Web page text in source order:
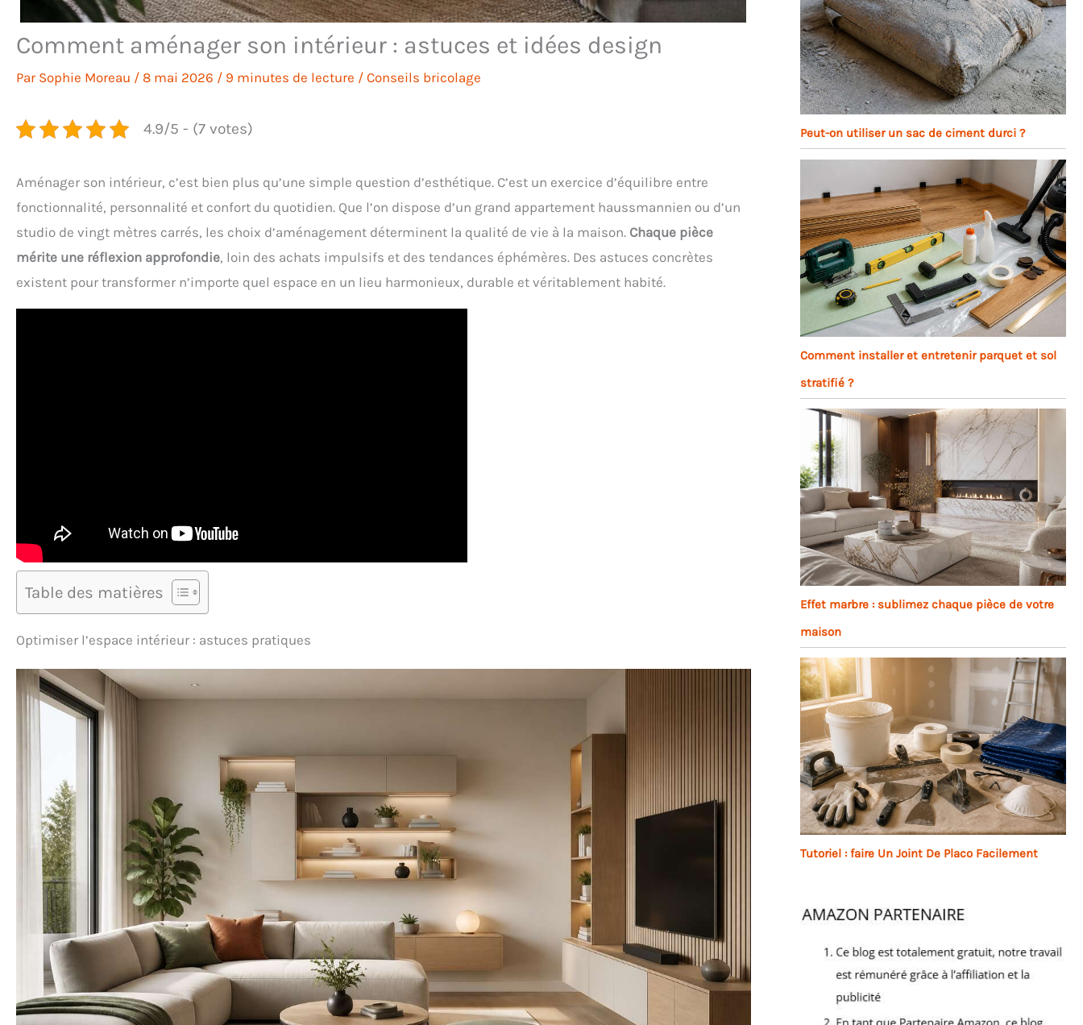
Comment aménager son intérieur : astuces et idées design
Par Sophie Moreau / 8 mai 2026 / 9 minutes de lecture / Conseils bricolage
4.9/5 - (7 votes)
Aménager son intérieur, c’est bien plus qu’une simple question d’esthétique. C’est un exercice d’équilibre entre
fonctionnalité, personnalité et confort du quotidien. Que l’on dispose d’un grand appartement haussmannien ou d’un
studio de vingt mètres carrés, les choix d’aménagement déterminent la qualité de vie à la maison. Chaque pièce
mérite une réflexion approfondie, loin des achats impulsifs et des tendances éphémères. Des astuces concrètes
existent pour transformer n’importe quel espace en un lieu harmonieux, durable et véritablement habité.
Table des matières
Optimiser l’espace intérieur : astuces pratiques
Peut-on utiliser un sac de ciment durci ?
Comment installer et entretenir parquet et sol
stratifié ?
Effet marbre : sublimez chaque pièce de votre
maison
Tutoriel : faire Un Joint De Placo Facilement